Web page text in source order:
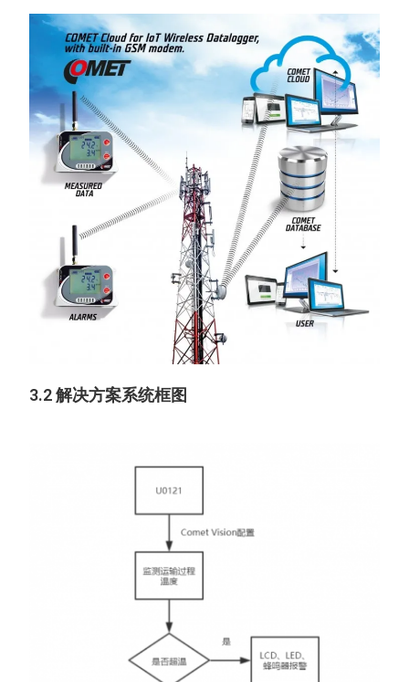
3.2 解决方案系统框图